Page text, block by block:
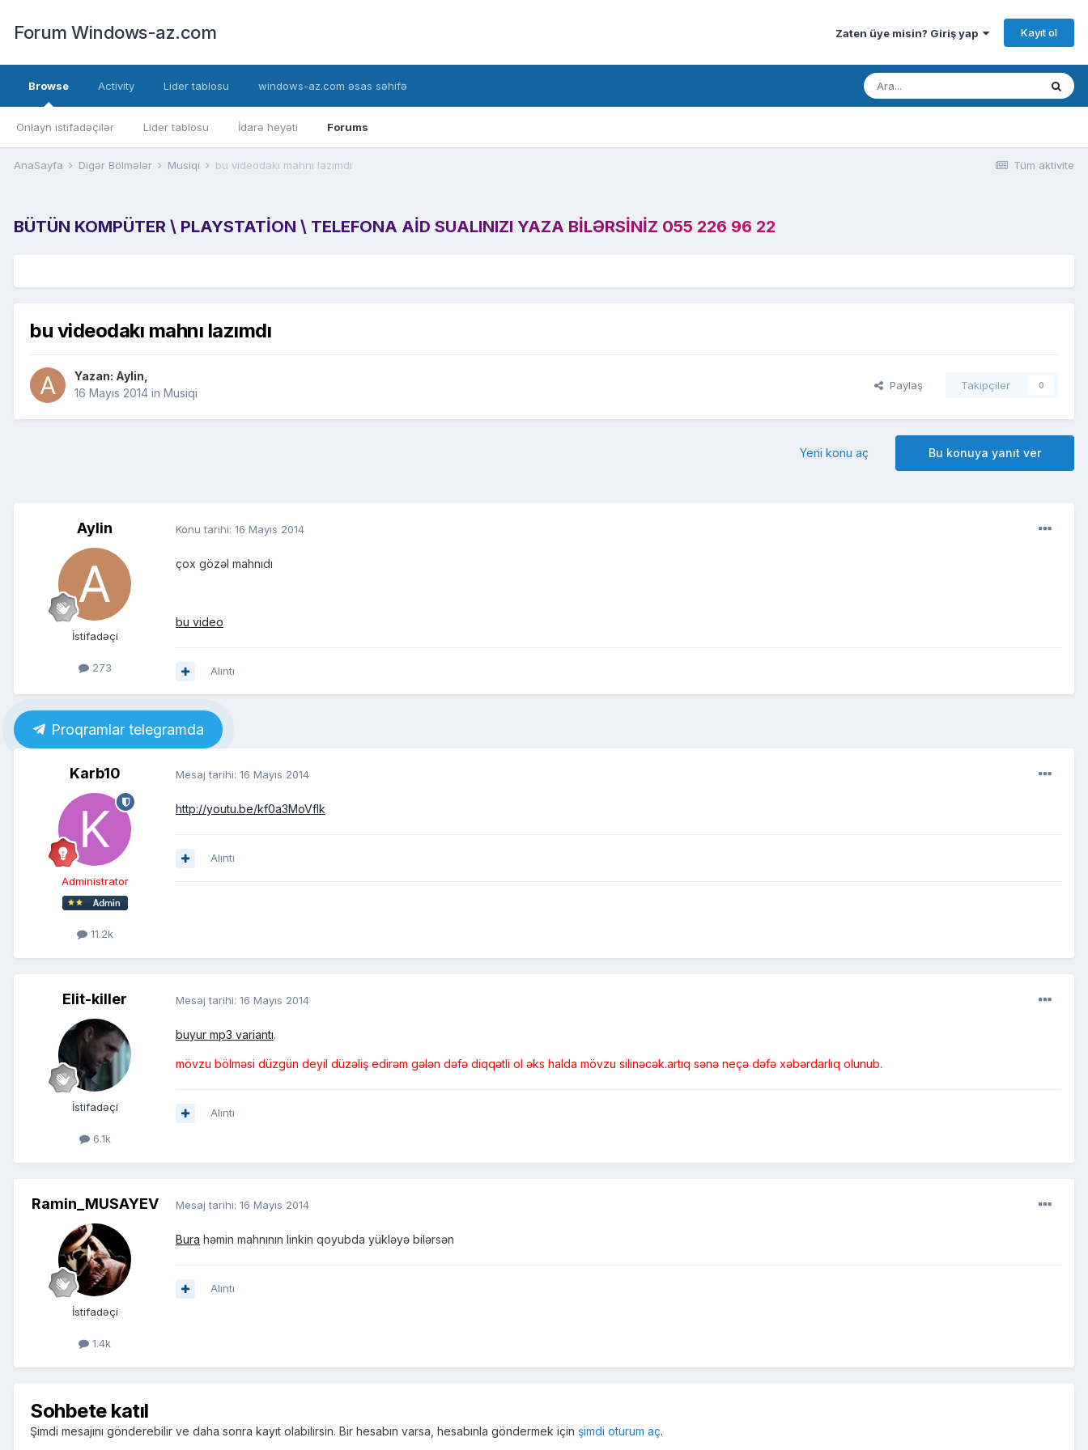
Forum Windows-az.com Zaten üye misin? Giriş yap Kayıt ol
Browse
Onlayn istifadəçilər Lider tablosu İdarə heyəti Forums
Activity Lider tablosu windows-az.com əsas səhifə
Tüm aktivite
AnaSayfa Digər Bölmələr Musiqi bu videodakı mahnı lazımdı
BÜTÜN KOMPÜTER \ PLAYSTATION \ TELEFONA AID SUALINIZI YAZA BILƏRSINIZ 055 226 96 22
bu videodakı mahnı lazımdı
Yazan: Aylin
16 Mayıs 2014 in Musiqi
Paylaş Takipçiler 0
Bu konuya yanıt ver
Yeni konu aç
Aylin
İstifadəçi
273
Konu tarihi: 16 Mayıs 2014
çox gözəl mahnıdı
bu video
Alıntı
Proqramlar telegramda
Karb10
Administrator
11.2k
Mesaj tarihi: 16 Mayıs 2014
http://youtu.be/kf0a3MoVfIk
Alıntı
Elit-killer
İstifadəçi
6.1k
Mesaj tarihi: 16 Mayıs 2014
buyur mp3 variantı.
mövzu bölməsi düzgün deyil düzəliş edirəm gələn dəfə diqqətli ol əks halda mövzu silinəcək.artıq sənə neçə dəfə xəbərdarlıq olunub.
Alıntı
Ramin_MUSAYEV
İstifadəçi
1.4k
Mesaj tarihi: 16 Mayıs 2014
Bura həmin mahnının linkin qoyubda yükləyə bilərsən
Alıntı
Sohbete katıl
Şimdi mesajını gönderebilir ve daha sonra kayıt olabilirsin. Bir hesabın varsa, hesabınla göndermek için şimdi oturum aç.